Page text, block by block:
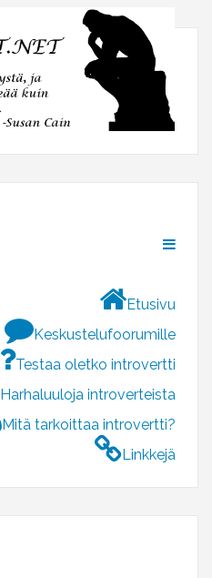
Etusivu
Keskustelufoorumille
Testaa oletko introvertti
Harhaluuloja introverteista
Mitä tarkoittaa introvertti?
Linkkejä